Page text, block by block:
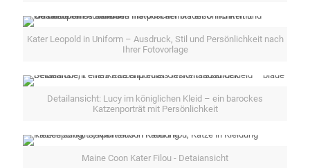
Kater Leopold in Uniform – Ausdruck, Stil und Persönlichkeit nach
Ihrer Fotovorlage
Detailansicht: Lucy im königlichen Kleid – ein barockes
Katzenporträt mit Persönlichkeit
Maine Coon Kater Filou - Detaiansicht